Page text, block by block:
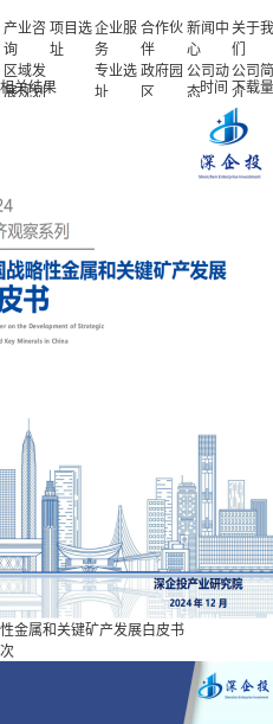
产业咨
询
区域发
展规划
策划包
装
项目评
估
专题研
究
项目选
址
企业服
务
专业选
址
合作伙
伴
政府园
区
新闻中
心
公司动
态
产业观
关于
们
公司
介
人力
源
联系
们
关结果 时间 下载量
金属和关键矿产发展白皮书